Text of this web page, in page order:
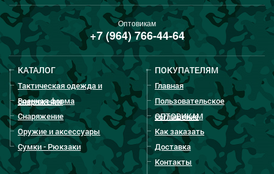
Оптовикам
+7 (964) 766-44-64
КАТАЛОГ
Тактическая одежда и
снаряжение
Военная форма
Снаряжение
Оружие и аксессуары
Сумки - Рюкзаки
ПОКУПАТЕЛЯМ
Главная
Пользовательское
соглашение
ОПТОВИКАМ
Как заказать
Доставка
Контакты